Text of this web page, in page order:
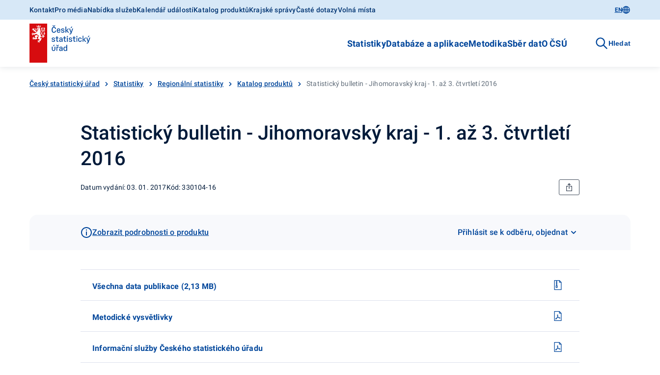
KontaktPro médiaNabídka služebKalendář událostíKatalog produktůKrajské správyČasté dotazyVolná místa EN
StatistikyDatabáze a aplikaceMetodikaSběr datO ČSÚ Hledat
Český statistický úřad Statistiky Regionální statistiky Katalog produktů Statistický bulletin - Jihomoravský kraj - 1. až 3. čtvrtletí 2016
Statistický bulletin - Jihomoravský kraj - 1. až 3. čtvrtletí
2016
Datum vydání: 03. 01. 2017Kód: 330104-16
Zobrazit podrobnosti o produktu Přihlásit se k odběru, objednat
Všechna data publikace (2,13 MB)
Metodické vysvětlivky
Informační služby Českého statistického úřadu